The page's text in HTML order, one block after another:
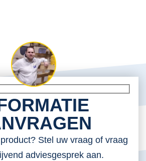
Stel uw vraag of vraag
adviesgesprek aan.